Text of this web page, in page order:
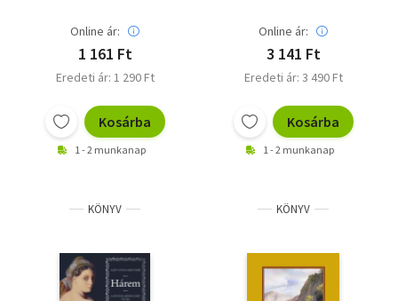
Online ár:
1 161 Ft
Eredeti ár: 1 290 Ft
Kosárba
1 - 2 munkanap
Online ár:
3 141 Ft
Eredeti ár: 3 490 Ft
Kosárba
1 - 2 munkanap
KÖNYV KÖNYV